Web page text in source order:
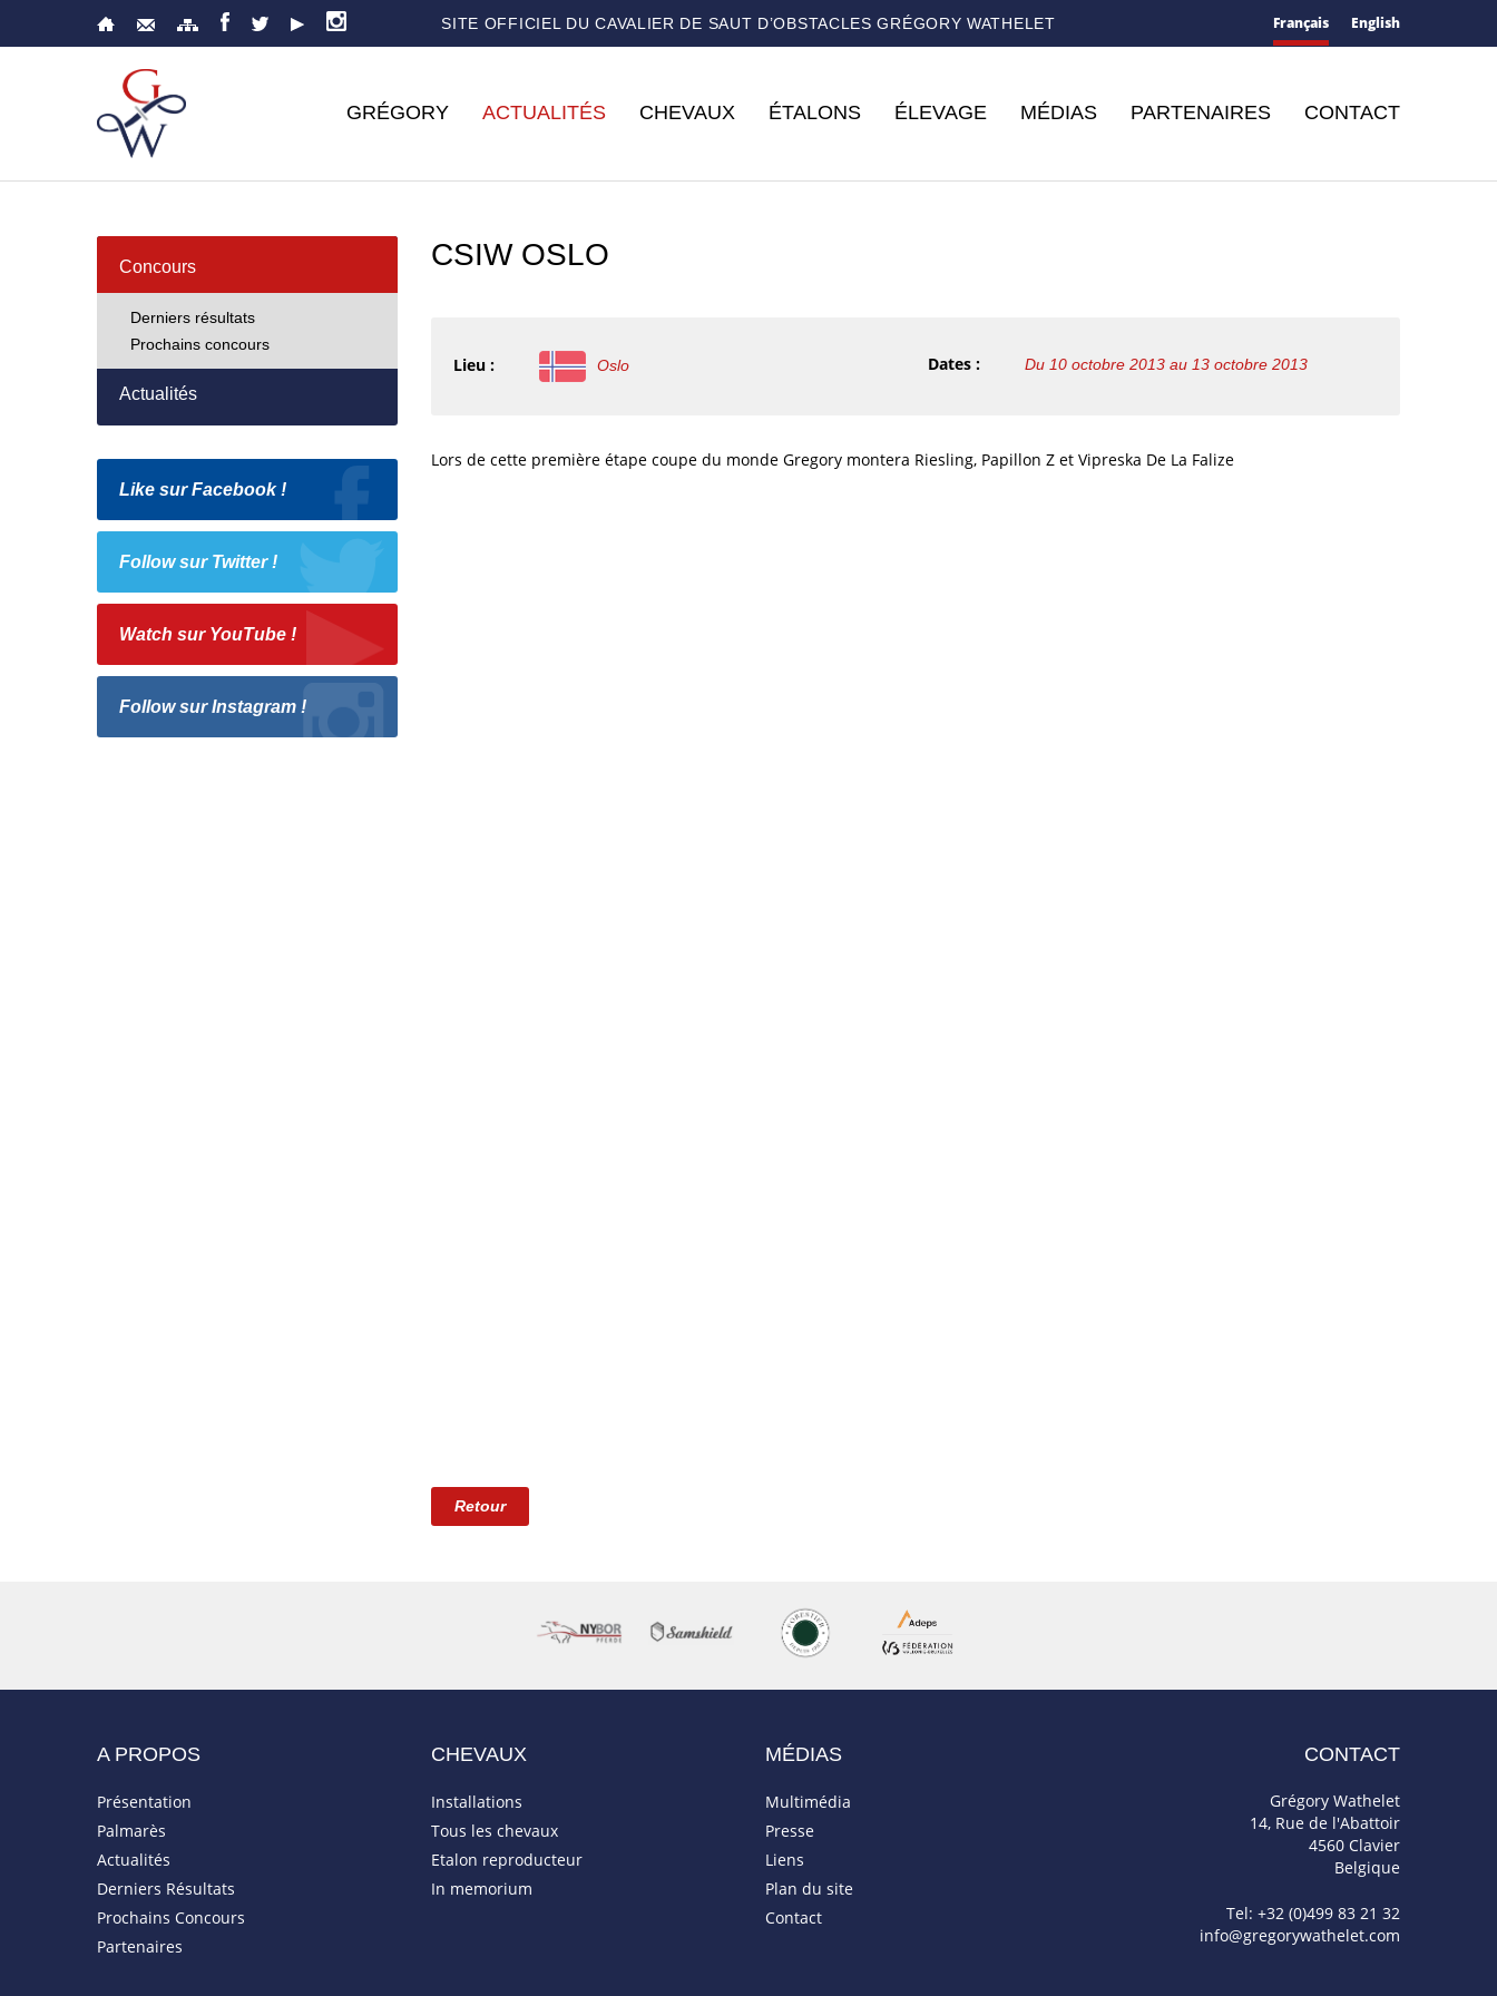
SITE OFFICIEL DU CAVALIER DE SAUT D’OBSTACLES GRÉGORY WATHELET Français English
GRÉGORY ACTUALITÉS CHEVAUX ÉTALONS ÉLEVAGE MÉDIAS PARTENAIRES CONTACT
Concours
Derniers résultats
Prochains concours
Actualités
Like sur Facebook !
Follow sur Twitter !
Watch sur YouTube !
Follow sur Instagram !
CSIW OSLO
Lieu : Oslo Dates : Du 10 octobre 2013 au 13 octobre 2013
Lors de cette première étape coupe du monde Gregory montera Riesling, Papillon Z et Vipreska De La Falize
Retour
A PROPOS
Présentation
Palmarès
Actualités
Derniers Résultats
Prochains Concours
Partenaires
CHEVAUX
Installations
Tous les chevaux
Etalon reproducteur
In memorium
MÉDIAS
Multimédia
Presse
Liens
Plan du site
Contact
CONTACT
Grégory Wathelet
14, Rue de l'Abattoir
4560 Clavier
Belgique
Tel: +32 (0)499 83 21 32
info@gregorywathelet.com